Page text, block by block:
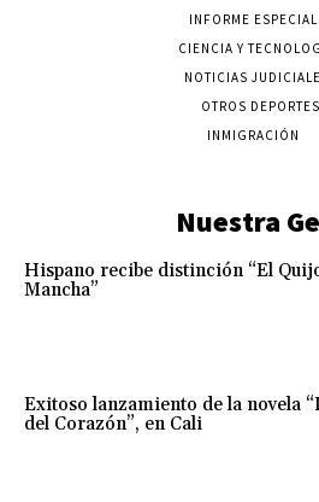
INFORME ESPECIAL
CIENCIA Y
NOTICIAS
OTROS DEPORTES
INMIGRACIÓN
Nuestra
Hispano recibe distinción “El
Mancha”
Exitoso lanzamiento de la novela
del Corazón”, en Cali